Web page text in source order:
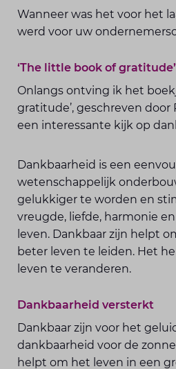
Wanneer was het voor het
werd voor uw
‘The little book of gratitude’
Onlangs ontving ik het
gratitude’, geschreven door
een interessante kijk op
Dankbaarheid is een
wetenschappelijk
gelukkiger te worden en
vreugde, liefde, harmonie
leven. Dankbaar zijn helpt
beter leven te leiden. Het
leven te veranderen.
Dankbaarheid versterkt
Dankbaar zijn voor het
dankbaarheid voor de
helpt om het leven in een